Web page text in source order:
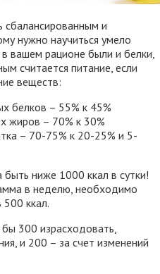
и
нужно научиться умело
вашем рационе были и белки,
считается питание, если
веществ:
белков – 55% к 45%
жиров – 70% к 30%
– 70-75% к 20-25% и 5-
ниже 1000 ккал в сутки!
в неделю, необходимо
ккал.
300 израсходовать,
и 200 – за счет изменений